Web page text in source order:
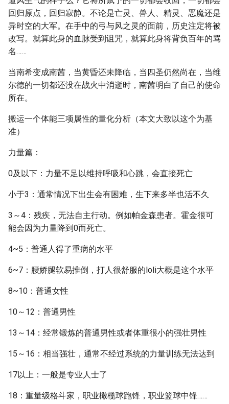
回归原点，回归寂静。不论是亡灵、兽人、精灵、恶魔还是
异时空的大军。在手中的弓与风之灵的面前，历史注定将被
改写。就算此身的血脉受到诅咒，就算此身将背负百年的骂
名……
当南希变成南茜，当黄昏还未降临，当四圣仍然尚在，当维
尔德的一切都还没在战火中消逝时，南茜明白了自己的使命
所在。
搬运一个体能三项属性的量化分析（本文大致以这个为基
准）
力量篇：
0及以下：力量不足以维持呼吸和心跳，会直接死亡
小于3：通常情况下出生会有困难，生下来多半也活不久
3～4：残疾，无法自主行动。例如帕金森患者。霍金很可
能会因为力量降到0而死亡。
4~5：普通人得了重病的水平
6~7：腰娇腿软易推倒，打人很舒服的loli大概是这个水平
8~10：普通女性
10～12：普通男性
13～14：经常锻炼的普通男性或者体重很小的强壮男性
15～16：相当强壮，通常不经过系统的力量训练无法达到
17以上：一般是专业人士了
18：重量级格斗家，职业橄榄球跑锋，职业篮球中锋……